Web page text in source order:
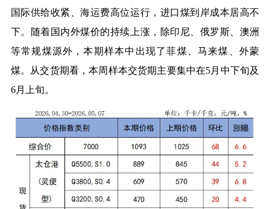
国际供给收紧、海运费高位运行，进口煤到岸成本居高不
下。随着国内外煤价的持续上涨，除印尼、俄罗斯、澳洲
等常规煤源外，本期样本中出现了菲煤、马来煤、外蒙
煤。从交货期看，本周样本交货期主要集中在5月中下旬及
6月上旬。